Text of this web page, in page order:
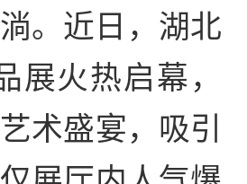
。近日，湖北
火热启幕，
术盛宴，吸引